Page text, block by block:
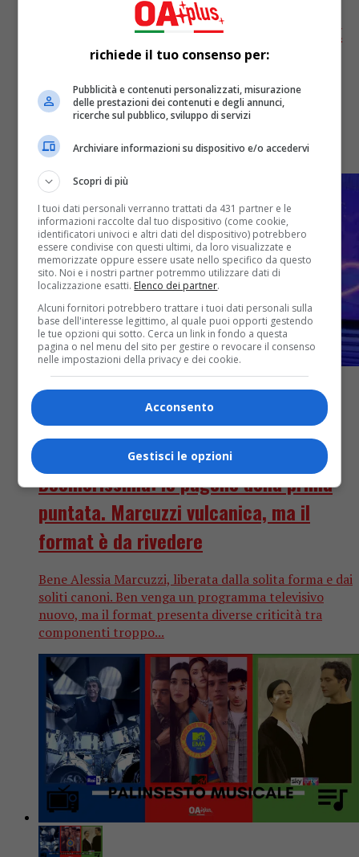
band acqua e sapone. Ma di cose rock
ne abbiamo fatte» – L’INTERVISTA
Ame, Gio, Cox e Lorenz: i quattro componenti della
band pop-rock degli Altamarea si raccontano in
un'intervista a tutto tondo, svelando retroscena
indicibili
TV
Boomerissima: le pagelle della prima
puntata. Marcuzzi vulcanica, ma il
format è da rivedere
Bene Alessia Marcuzzi, liberata dalla solita forma e dai
soliti canoni. Ben venga un programma televisivo
nuovo, ma il format presenta diverse criticità tra
componenti troppo...
richiede il tuo consenso per:
Pubblicità e contenuti personalizzati, misurazione
delle prestazioni dei contenuti e degli annunci,
ricerche sul pubblico, sviluppo di servizi
Archiviare informazioni su dispositivo e/o accedervi
Scopri di più
I tuoi dati personali verranno trattati da 431 partner e le
informazioni raccolte dal tuo dispositivo (come cookie,
identificatori univoci e altri dati del dispositivo) potrebbero
essere condivise con questi ultimi, da loro visualizzate e
memorizzate oppure essere usate nello specifico da questo
sito. Noi e i nostri partner potremmo utilizzare dati di
localizzazione esatti. Elenco dei partner.
Alcuni fornitori potrebbero trattare i tuoi dati personali sulla
base dell'interesse legittimo, al quale puoi opporti gestendo
le tue opzioni qui sotto. Cerca un link in fondo a questa
pagina o nel menu del sito per gestire o revocare il consenso
nelle impostazioni della privacy e dei cookie.
Acconsento
Gestisci le opzioni